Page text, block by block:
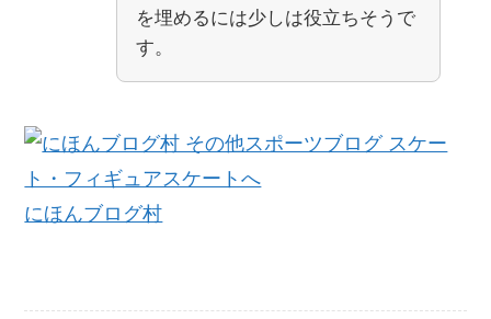
を埋めるには少しは役立ちそうで
す。
にほんブログ村